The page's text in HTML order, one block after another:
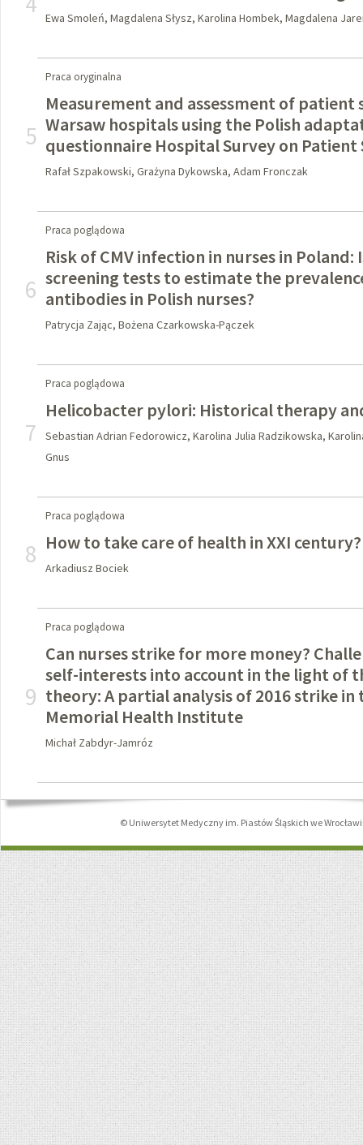
Ewa Smoleń, Magdalena Słysz, Karolina Hombek, Magdalena
5
Praca oryginalna
Measurement and assessment of
Warsaw hospitals using the Polish
questionnaire Hospital Survey on
Rafał Szpakowski, Grażyna Dykowska, Adam Fronczak
6
Praca poglądowa
Risk of CMV infection in nurses in
screening tests to estimate the
antibodies in Polish nurses?
Patrycja Zając, Bożena Czarkowska-Pączek
7
Praca poglądowa
Helicobacter pylori: Historical therapy
Sebastian Adrian Fedorowicz, Karolina Julia Radzikowska,
Gnus
8
Praca poglądowa
How to take care of health in XXI century?
Arkadiusz Bociek
9
Praca poglądowa
Can nurses strike for more money?
self-interests into account in the light of
theory: A partial analysis of 2016 strike in
Memorial Health Institute
Michał Zabdyr-Jamróz
© Uniwersytet Medyczny im. Piastów Śląskich we